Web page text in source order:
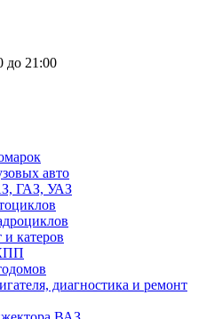
до 21:00
авто
ГАЗ, УАЗ
катеров
диагностика и ремонт